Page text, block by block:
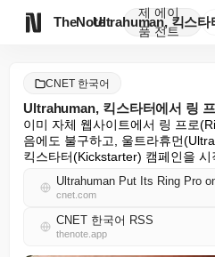
TheNote
제
품
에이
전트
CNET 한국어
Ultrahuman, 킥스타터에서 링
이미 자체 웹사이트에서 링 프로
음에도 불구하고, 울트라휴먼
킥스타터(Kickstarter) 캠페인을 시
cnet.com
CNET 한국어 RSS
thenote.app